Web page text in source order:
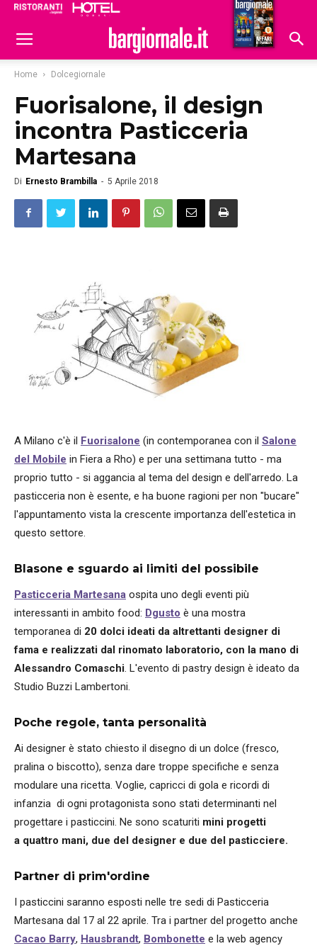
Hoteldomani
Home Dolcegiornale
Fuorisalone, il design
incontra Pasticceria
Martesana
Di Ernesto Brambilla - 5 Aprile 2018
A Milano c'è il Fuorisalone (in contemporanea con il Salone
del Mobile in Fiera a Rho) e per una settimana tutto - ma
proprio tutto - si aggancia al tema del design e dell'arredo. La
pasticceria non è esente, e ha buone ragioni per non "bucare"
l'appuntamento vista la crescente importanza dell'estetica in
questo settore.
Blasone e sguardo ai limiti del possibile
Pasticceria Martesana ospita uno degli eventi più
interessanti in ambito food: Dgusto è una mostra
temporanea di 20 dolci ideati da altrettanti designer di
fama e realizzati dal rinomato laboratorio, con la mano di
Alessandro Comaschi . L'evento di pastry design è ideato da
Studio Buzzi Lambertoni.
Poche regole, tanta personalità
Ai designer è stato chiesto il disegno di un dolce (fresco,
pralina o biscotto), senza dare troppe specifiche e senza
modulare una ricetta. Voglie, capricci di gola e ricordi di
infanzia di ogni protagonista sono stati determinanti nel
progettare i pasticcini. Ne sono scaturiti mini progetti
a quattro mani, due del designer e due del pasticciere.
Partner di prim'ordine
I pasticcini saranno esposti nelle tre sedi di Pasticceria
Martesana dal 17 al 22 aprile. Tra i partner del progetto anche
Cacao Barry, Hausbrandt, Bombonette e la web agency